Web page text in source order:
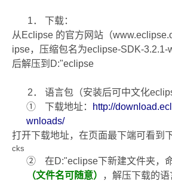
1．
下载：
从 Eclipse 的官方网站（
ipse，压缩包名为eclipse-SDK-3.2.1-
后解压到 D:"eclipse
2． 语言包（安装后可中文化
①
下载地址：
http://
wnloads/
打开下载地址，在页面最下端可看到
cks
② 在D:"eclipse下新建文件夹，
（文件名可随意） ，解压下载的语